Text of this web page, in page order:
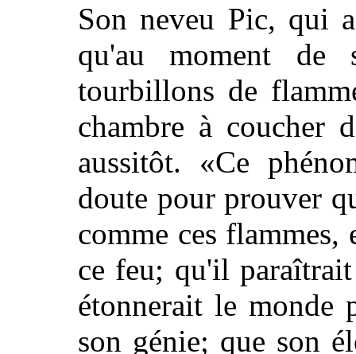
Son neveu Pic, qui
qu'au moment de
tourbillons de
chambre à coucher
aussitôt. «Ce
doute pour prouver
comme ces
ce feu; qu'il
étonnerait le monde
son génie; que son